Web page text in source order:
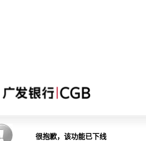
很抱歉，该功能已下线